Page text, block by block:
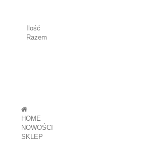
Ilość
Razem
HOME
NOWOŚCI
SKLEP